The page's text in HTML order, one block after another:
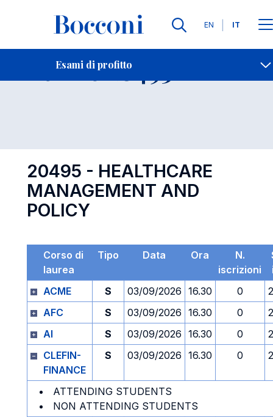
Lingue
EN IT
Esami di profitto
Contatti
Esame 20495 Open
20495 - HEALTHCARE
MANAGEMENT AND
POLICY
Corso di
laurea
Tipo Data Ora
N.
iscrizioni
ACME
S 03/09/2026 16.30 0
AFC
S 03/09/2026 16.30 0
AI
S 03/09/2026 16.30 0
CLEFIN-
FINANCE
S 03/09/2026 16.30 0
ATTENDING STUDENTS
NON ATTENDING STUDENTS